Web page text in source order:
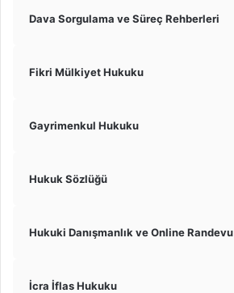
Dava Sorgulama ve Süreç Rehberleri
Fikri Mülkiyet Hukuku
Gayrimenkul Hukuku
Hukuk Sözlüğü
Hukuki Danışmanlık ve Online Randevu
İcra İflas Hukuku